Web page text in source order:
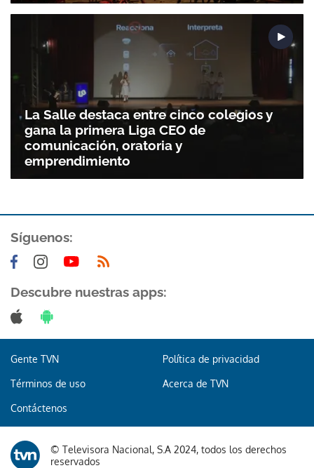
La Salle destaca entre cinco colegios y
gana la primera Liga CEO de
comunicación, oratoria y
emprendimiento
Síguenos:
Descubre nuestras apps:
Gente TVN Política de privacidad
Términos de uso Acerca de TVN
Contáctenos
© Televisora Nacional, S.A 2024, todos los derechos
reservados